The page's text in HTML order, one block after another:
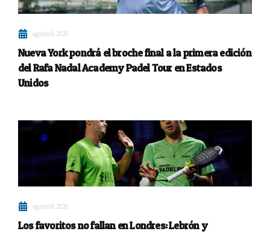
agosto 8, 2026
Nueva York pondrá el broche final a la primera edición
del Rafa Nadal Academy Padel Tour en Estados
Unidos
agosto 8, 2026
Los favoritos no fallan en Londres: Lebrón y